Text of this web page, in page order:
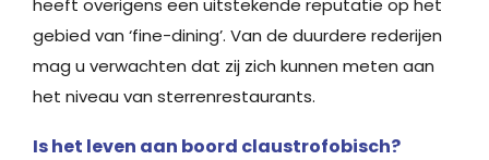
heeft overigens een uitstekende reputatie op het
gebied van ‘fine-dining’. Van de duurdere rederijen
mag u verwachten dat zij zich kunnen meten aan
het niveau van sterrenrestaurants.
Is het leven aan boord claustrofobisch?